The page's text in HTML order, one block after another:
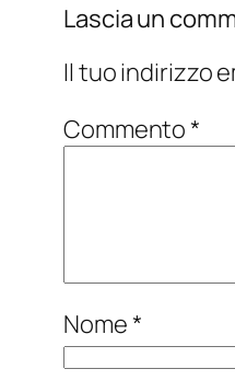
Lascia un
Il tuo indirizzo
Commento*
Nome*